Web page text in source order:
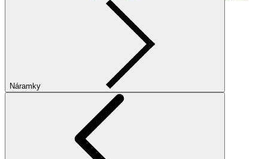
Náramky